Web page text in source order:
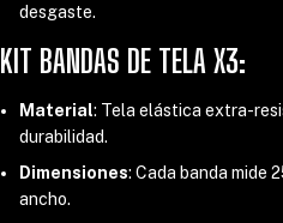
desgaste.
KIT BANDAS DE TELA X3:
Material: Tela elástica extra-
durabilidad.
Dimensiones: Cada banda mide
ancho.